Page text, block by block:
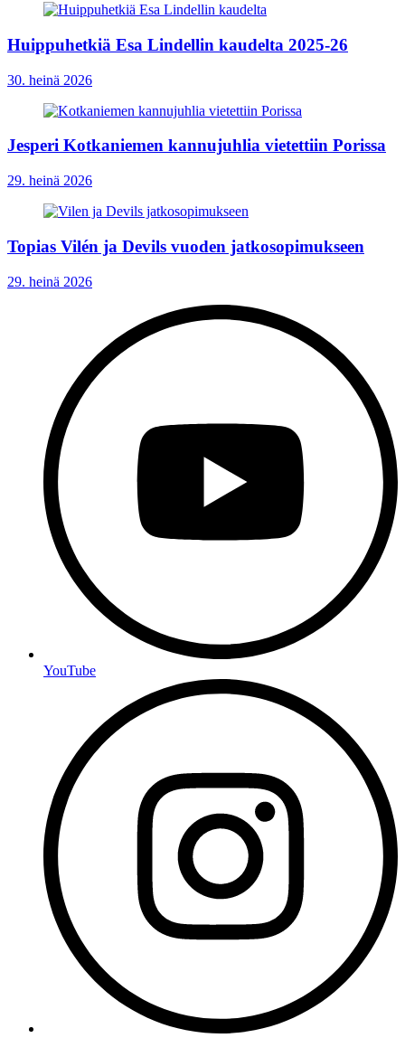
Huippuhetkiä Esa Lindellin kaudelta 2025-26
30. heinä 2026
Jesperi Kotkaniemen kannujuhlia vietettiin Porissa
29. heinä 2026
Topias Vilén ja Devils vuoden jatkosopimukseen
29. heinä 2026
YouTube